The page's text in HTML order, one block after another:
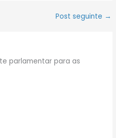
Post seguinte →
parlamentar para as